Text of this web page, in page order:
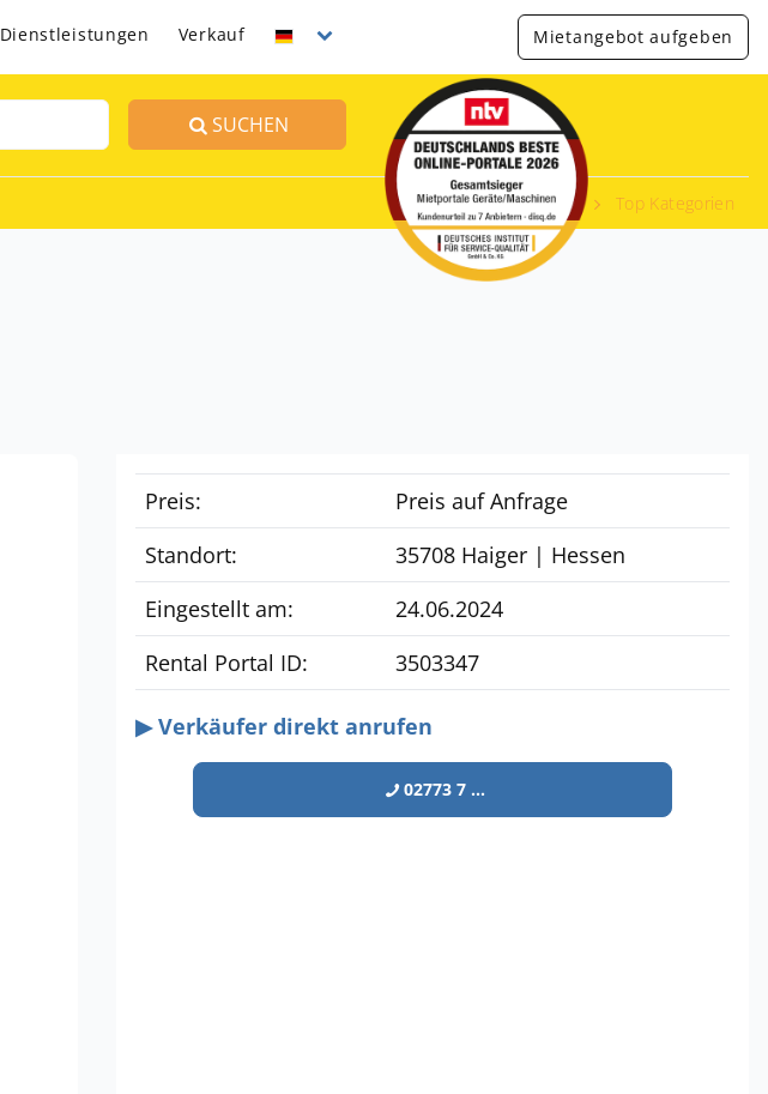
Dienstleistungen Verkauf Mietangebot aufgeben
SUCHEN
Top Kategorien
Preis:
Preis auf Anfrage
Standort:
35708 Haiger | Hessen
Eingestellt am:
24.06.2024
Rental Portal ID:
3503347
▶ Verkäufer direkt anrufen
02773 7 ...